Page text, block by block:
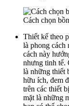
Cách chọn
Thiết kế theo
là phong cách
cách này
nhưng tinh tế.
là những thiết
hữu ích, đem
trên các thiết
mặt là những